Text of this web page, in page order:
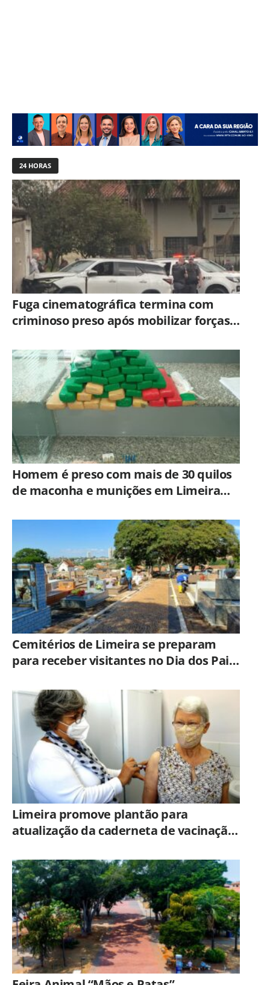
24 HORAS
Fuga cinematográfica termina com
criminoso preso após mobilizar forças
Homem é preso com mais de 30 quilos
de maconha e munições em Limeira
Cemitérios de Limeira se preparam
para receber visitantes no Dia dos Pais;
Limeira promove plantão para
atualização da caderneta de vacinação